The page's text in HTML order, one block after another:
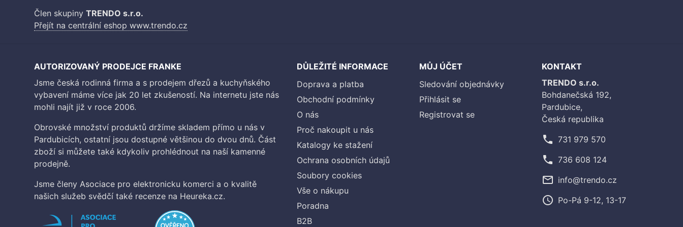
Člen skupiny TRENDO s.r.o.
Přejít na centrální eshop www.trendo.cz
AUTORIZOVANÝ PRODEJCE FRANKE
Jsme česká rodinná firma a s prodejem dřezů a kuchyňského
vybavení máme více jak 20 let zkušeností. Na internetu jste nás
mohli najít již v roce 2006.
Obrovské množství produktů držíme skladem přímo u nás v
Pardubicích, ostatní jsou dostupné většinou do dvou dnů. Část
zboží si můžete také kdykoliv prohlédnout na naší kamenné
prodejně.
Jsme členy Asociace pro elektronicku komerci a o kvalitě
našich služeb svědčí také recenze na Heureka.cz.
DŮLEŽITÉ INFORMACE
Doprava a platba
Obchodní podmínky
O nás
Proč nakoupit u nás
Katalogy ke stažení
Ochrana osobních údajů
Soubory cookies
Vše o nákupu
Poradna
B2B
MŮJ ÚČET
Sledování objednávky
Přihlásit se
Registrovat se
KONTAKT
TRENDO s.r.o.
Bohdanečská 192,
Pardubice,
Česká republika
phone 731 979 570
phone 736 608 124
mail_outline info@trendo.cz
access_time Po-Pá 9-12, 13-17